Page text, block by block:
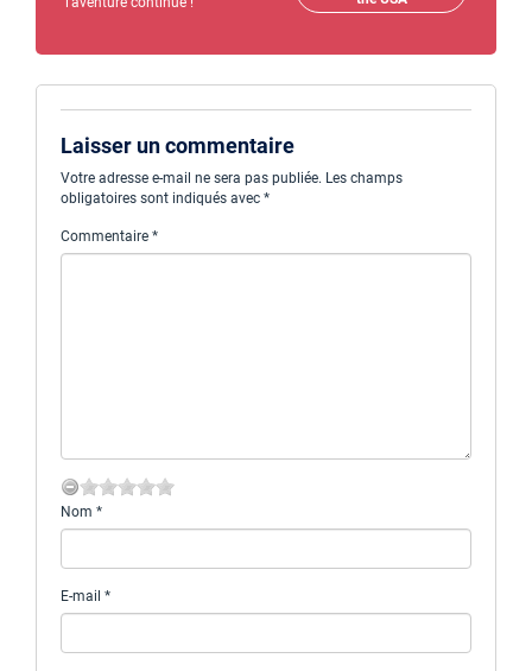
Laisser un commentaire
Votre adresse e-mail ne sera pas publiée. Les champs
obligatoires sont indiqués avec *
Commentaire *
Nom *
E-mail *